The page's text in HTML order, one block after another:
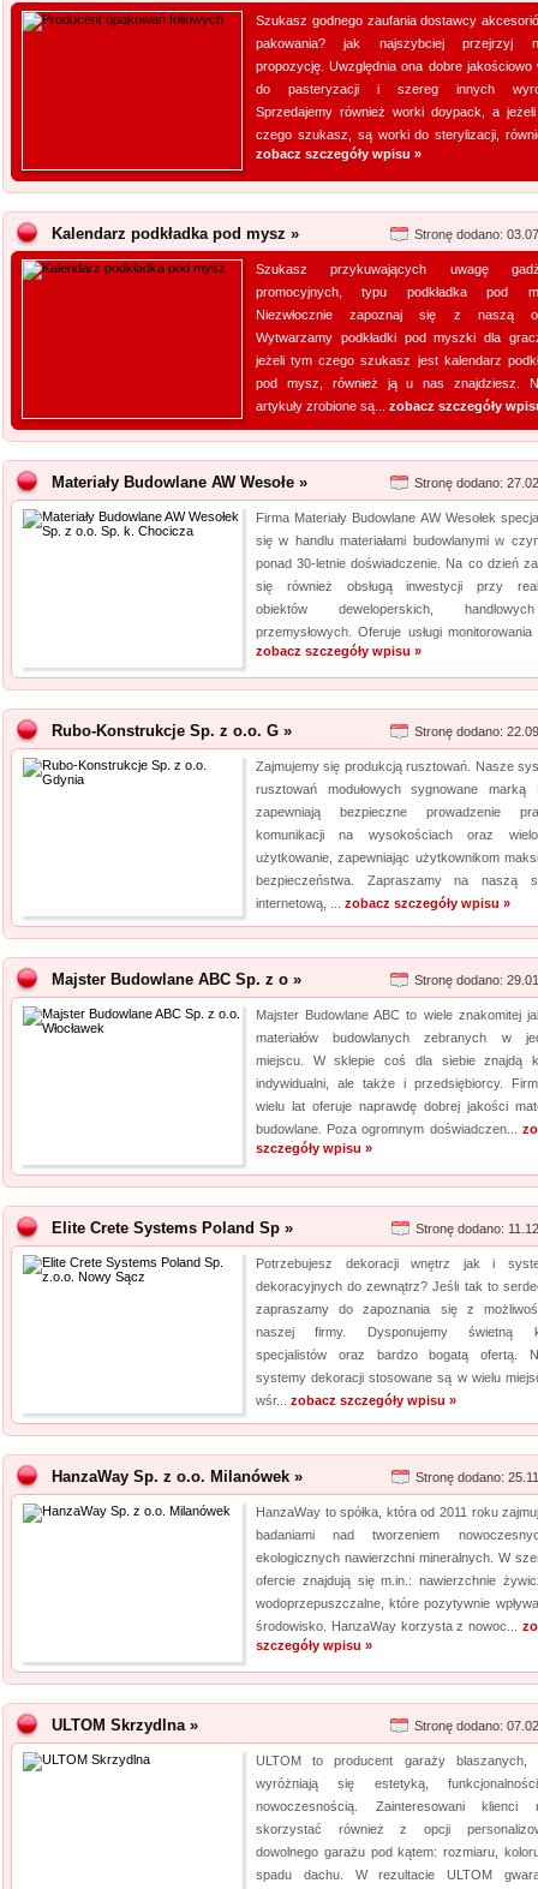
Szukasz godnego zaufania dostawcy
pakowania? jak najszybciej przejrzyj
propozycję. Uwzględnia ona dobre jakościowo
do pasteryzacji i szereg innych
Sprzedajemy również worki doypack, a
czego szukasz, są worki do sterylizacji,
zobacz szczegóły wpisu »
Kalendarz podkładka pod mysz » Stronę dodano:
Szukasz przykuwających uwagę
promocyjnych, typu podkładka pod
Niezwłocznie zapoznaj się z naszą
Wytwarzamy podkładki pod myszki dla
jeżeli tym czego szukasz jest kalendarz
pod mysz, również ją u nas znajdziesz.
artykuły zrobione są... zobacz szczegóły
Materiały Budowlane AW Wesołe » Stronę dodano:
Firma Materiały Budowlane AW Wesołek
się w handlu materiałami budowlanymi w
ponad 30-letnie doświadczenie. Na co dzień
się również obsługą inwestycji przy
obiektów deweloperskich,
przemysłowych. Oferuje usługi monitorowania
zobacz szczegóły wpisu »
Rubo-Konstrukcje Sp. z o.o. G » Stronę dodano:
Zajmujemy się produkcją rusztowań. Nasze
rusztowań modułowych sygnowane marką
zapewniają bezpieczne prowadzenie
komunikacji na wysokościach oraz
użytkowanie, zapewniając użytkownikom
bezpieczeństwa. Zapraszamy na naszą
internetową, ... zobacz szczegóły wpisu »
Majster Budowlane ABC Sp. z o » Stronę dodano:
Majster Budowlane ABC to wiele znakomitej
materiałów budowlanych zebranych w
miejscu. W sklepie coś dla siebie znajdą
indywidualni, ale także i przedsiębiorcy.
wielu lat oferuje naprawdę dobrej jakości
budowlane. Poza ogromnym doświadczen...
szczegóły wpisu »
Elite Crete Systems Poland Sp » Stronę dodano:
Potrzebujesz dekoracji wnętrz jak i
dekoracyjnych do zewnątrz? Jeśli tak to
zapraszamy do zapoznania się z
naszej firmy. Dysponujemy świetną
specjalistów oraz bardzo bogatą ofertą.
systemy dekoracji stosowane są w wielu
wśr... zobacz szczegóły wpisu »
HanzaWay Sp. z o.o. Milanówek » Stronę dodano:
HanzaWay to spółka, która od 2011 roku
badaniami nad tworzeniem
ekologicznych nawierzchni mineralnych. W
ofercie znajdują się m.in.: nawierzchnie
wodoprzepuszczalne, które pozytywnie
środowisko. HanzaWay korzysta z nowoc...
szczegóły wpisu »
ULTOM Skrzydlna » Stronę dodano:
ULTOM to producent garaży blaszanych,
wyróżniają się estetyką,
nowoczesnością. Zainteresowani klienci
skorzystać również z opcji
dowolnego garażu pod kątem: rozmiaru,
spadu dachu. W rezultacie ULTOM